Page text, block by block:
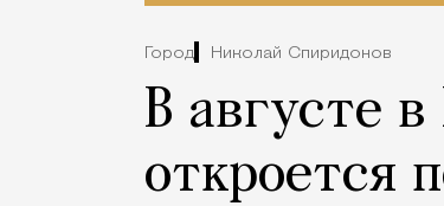
Город Николай Спиридонов
В августе
откроется